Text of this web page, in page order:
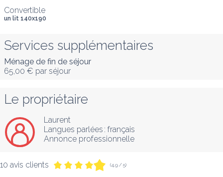
Convertible
un lit 140x190
Services supplémentaires
Ménage de fin de séjour
65,00 € par séjour
Le propriétaire
Laurent
Langues parlées : français
Annonce professionnelle
10 avis clients (4,9 / 5)